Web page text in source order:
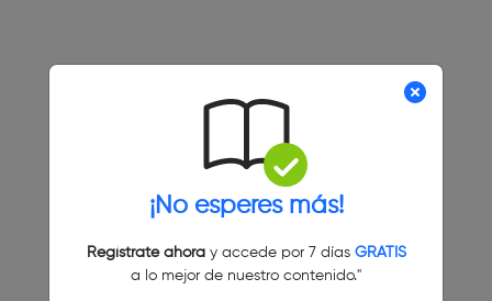
¡No esperes más!
Regístrate ahoray accede por 7 días GRATIS
a lo mejor de nuestro contenido."